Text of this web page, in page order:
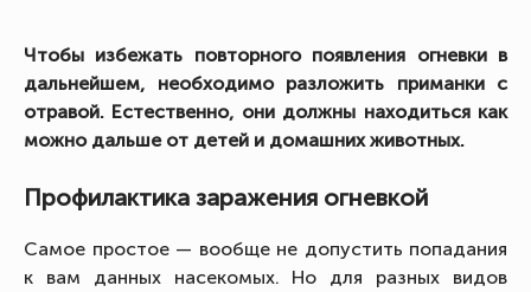
Чтобы избежать повторного появления огневки в
дальнейшем, необходимо разложить приманки с
отравой. Естественно, они должны находиться как
можно дальше от детей и домашних животных.
Профилактика заражения огневкой
Самое простое — вообще не допустить попадания
к вам данных насекомых. Но для разных видов